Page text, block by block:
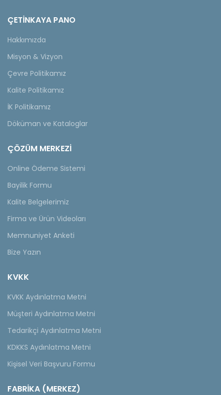
ÇETINKAYA PANO
Hakkımızda
Misyon & Vizyon
Çevre Politikamız
Kalite Politikamız
İK Politikamız
Döküman ve Kataloglar
ÇÖZÜM MERKEZİ
Online Ödeme Sistemi
Bayilik Formu
Kalite Belgelerimiz
Firma ve Ürün Videoları
Memnuniyet Anketi
Bize Yazın
KVKK
KVKK Aydınlatma Metni
Müşteri Aydınlatma Metni
Tedarikçi Aydınlatma Metni
KDKKS Aydınlatma Metni
Kişisel Veri Başvuru Formu
FABRİKA (MERKEZ)